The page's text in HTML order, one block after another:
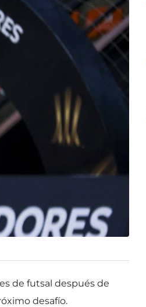
de futsal después de
desafío.